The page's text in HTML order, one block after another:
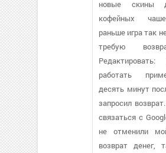
новые скины
кофейных
раньше игра так
требую
работать
десять минут
запросил
связаться с
не отменили
возврат денег,